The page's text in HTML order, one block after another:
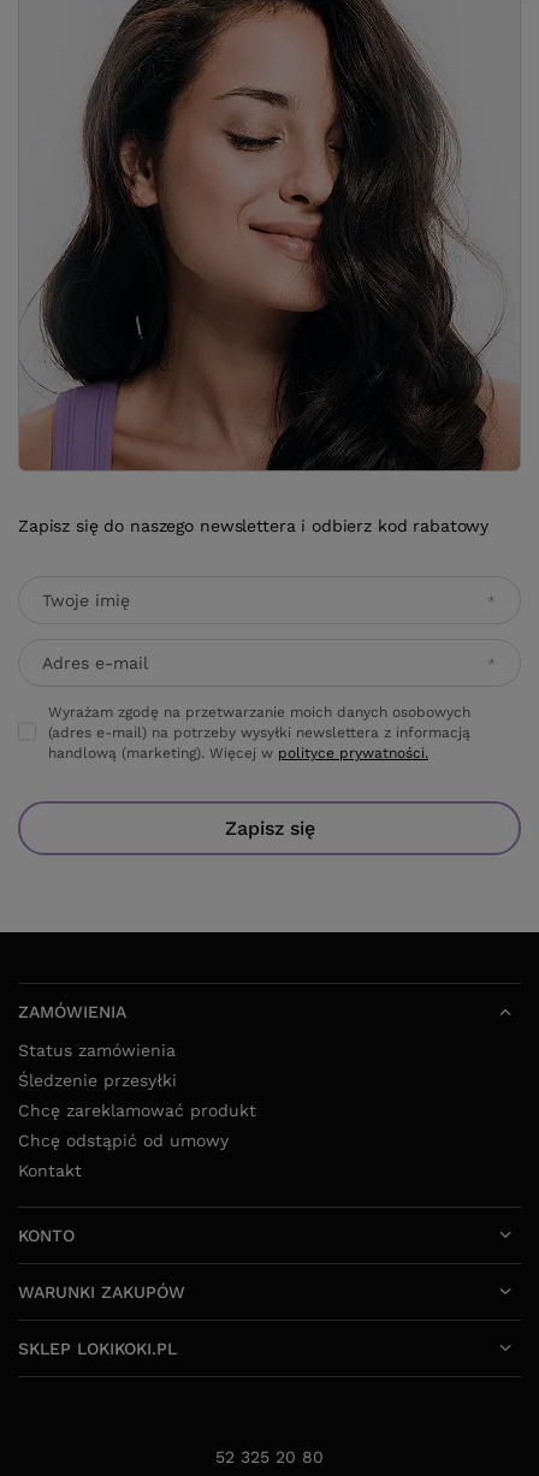
Zapisz się do naszego newslettera i odbierz kod rabatowy
Twoje imię
Adres e-mail
Wyrażam zgodę na przetwarzanie moich danych osobowych
(adres e-mail) na potrzeby wysyłki newslettera z informacją
handlową (marketing). Więcej w polityce prywatności.
Zapisz się
ZAMÓWIENIA
Status zamówienia
Śledzenie przesyłki
Chcę zareklamować produkt
Chcę odstąpić od umowy
Kontakt
KONTO
WARUNKI ZAKUPÓW
SKLEP LOKIKOKI.PL
52 325 20 80